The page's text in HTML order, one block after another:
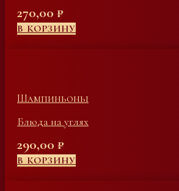
270,00 ₽
В КОРЗИНУ
Шампиньоны
Блюда на углях
290,00 ₽
В КОРЗИНУ